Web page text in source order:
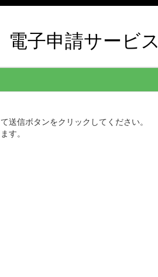
電子申請サービス
送信ボタンをクリックしてください。
す。